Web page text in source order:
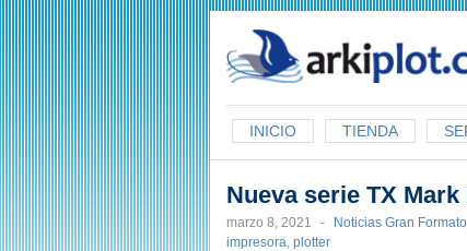
INICIO TIENDA
Nueva serie TX
marzo 8, 2021 - Noticias Gran Formato
impresora, plotter